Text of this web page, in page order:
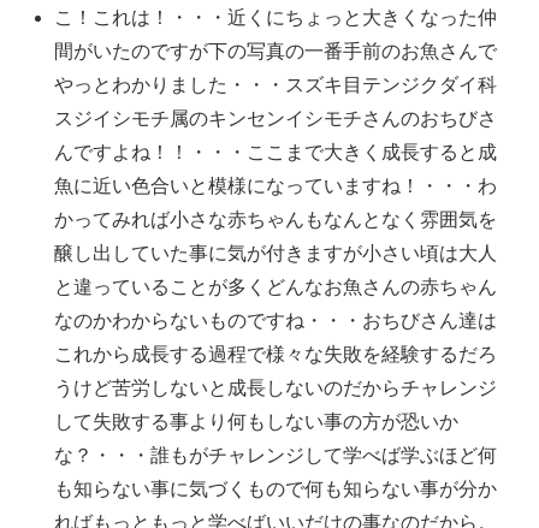
こ！これは！・・・近くにちょっと大きくなった仲
間がいたのですが下の写真の一番手前のお魚さんで
やっとわかりました・・・スズキ目テンジクダイ科
スジイシモチ属のキンセンイシモチさんのおちびさ
んですよね！！・・・ここまで大きく成長すると成
魚に近い色合いと模様になっていますね！・・・わ
かってみれば小さな赤ちゃんもなんとなく雰囲気を
醸し出していた事に気が付きますが小さい頃は大人
と違っていることが多くどんなお魚さんの赤ちゃん
なのかわからないものですね・・・おちびさん達は
これから成長する過程で様々な失敗を経験するだろ
うけど苦労しないと成長しないのだからチャレンジ
して失敗する事より何もしない事の方が恐いか
な？・・・誰もがチャレンジして学べば学ぶほど何
も知らない事に気づくもので何も知らない事が分か
ればもっともっと学べばいいだけの事なのだから。